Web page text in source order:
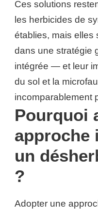
Ces solutions
les herbicides de
établies, mais elles
dans une stratégie
intégrée — et leur
du sol et la
incomparablement
Pourquoi
approche
un
?
Adopter une